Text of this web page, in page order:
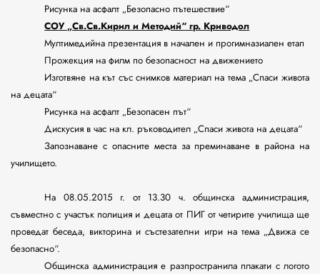
Рисунка на асфалт „Безопасно пътешествие“
СОУ „Св.Св.Кирил и Методий“ гр. Криводол
Мултимедийна презентация в начален и прогимназиален етап
Прожекция на филм по безопасност на движението
Изготвяне на кът със снимков материал на тема „Спаси живота
на децата“
Рисунка на асфалт „Безопасен път“
Дискусия в час на кл. ръководител „Спаси живота на децата“
Запознаване с опасните места за преминаване в района на
училището.
На 08.05.2015 г. от 13.30 ч. общинска администрация,
съвместно с участък полиция и децата от ПИГ от четирите училища ще
проведат беседа, викторина и състезателни игри на тема „Движа се
безопасно“.
Общинска администрация е разпространила плакати с логото